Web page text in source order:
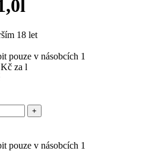
18 let
pouze v násobcích 1
Kč za l
+
pouze v násobcích 1